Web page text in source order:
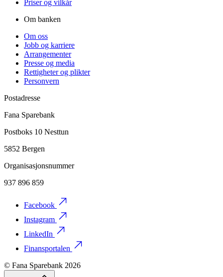
Priser og vilkår
Om banken
Om oss
Jobb og karriere
Arrangementer
Presse og media
Rettigheter og plikter
Personvern
Postadresse
Fana Sparebank
Postboks 10 Nesttun
5852 Bergen
Organisasjonsnummer
937 896 859
Facebook
Instagram
LinkedIn
Finansportalen
© Fana Sparebank 2026